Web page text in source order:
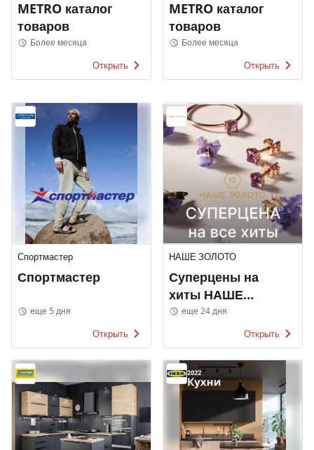
METRO каталог
товаров
Более месяца
Открыть
METRO каталог
товаров
Более месяца
Открыть
Спортмастер
Спортмастер
еще 5 дня
Открыть
НАШЕ ЗОЛОТО
Суперцены на
хиты НАШЕ
ЗОЛОТО
еще 24 дня
Открыть